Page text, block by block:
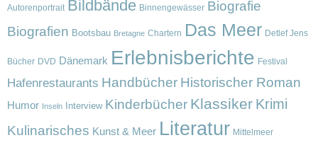
Autorenportrait Bildbände Binnengewässer Biografie
Biografien Bootsbau Bretagne Chartern Das Meer Detlef Jens
Bücher DVD Dänemark Erlebnisberichte Festival
Hafenrestaurants Handbücher Historischer Roman
Humor Inseln Interview Kinderbücher Klassiker Krimi
Kulinarisches Kunst & Meer Literatur Mittelmeer